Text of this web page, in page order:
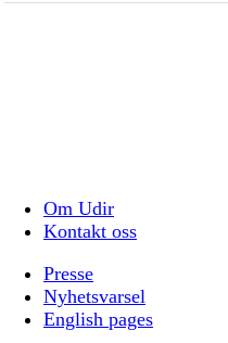
Om Udir
Kontakt oss
Presse
Nyhetsvarsel
English pages